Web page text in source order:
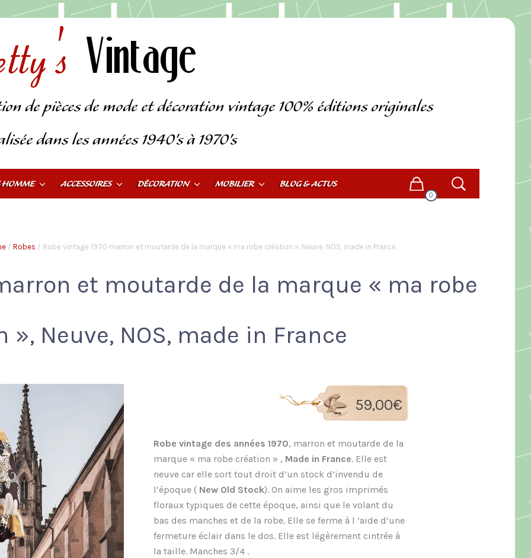
Vintage
de pièces de mode et décoration vintage 100% éditions originales
dans les années 1940’s à 1970’s
HOMME ACCESSOIRES DÉCORATION MOBILIER BLOG & ACTUS
0
/ Robes / Robe vintage 1970 marron et moutarde de la marque « ma robe création », Neuve, NOS, made in France
et moutarde de la marque « ma robe
», Neuve, NOS, made in France
59,00€
Robe vintage des années 1970, marron et moutarde de la
marque « ma robe création » , Made in France. Elle est
neuve car elle sort tout droit d’un stock d’invendu de
l’époque (New Old Stock). On aime les gros imprimés
floraux typiques de cette époque, ainsi que le volant du
bas des manches et de la robe. Elle se ferme à l ‘aide d’une
fermeture éclair dans le dos. Elle est légèrement cintrée à
la taille. Manches 3/4 .